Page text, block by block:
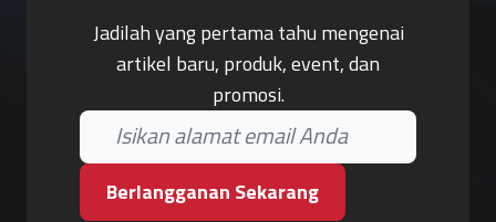
Jadilah yang pertama tahu mengenai
artikel baru, produk, event, dan
promosi.
Berlangganan Sekarang